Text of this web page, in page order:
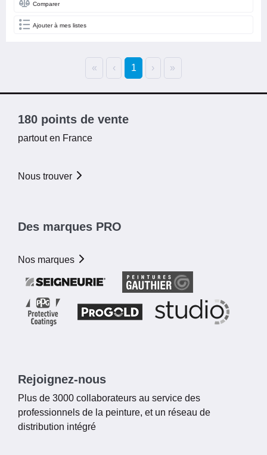
Comparer
Ajouter à mes listes
« ‹ 1 › »
180 points de vente
partout en France
Nous trouver
Des marques PRO
Nos marques
Rejoignez-nous
Plus de 3000 collaborateurs au service des
professionnels de la peinture, et un réseau de
distribution intégré